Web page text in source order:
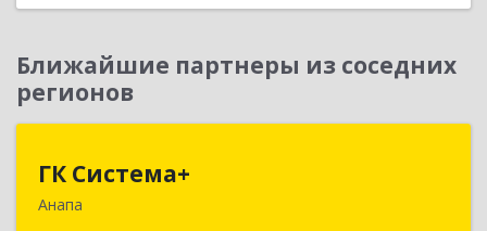
Ближайшие партнеры из соседних
регионов
ГК Система+
Анапа353450, Краснодарский край, Анапский р-н,